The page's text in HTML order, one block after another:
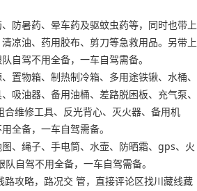
防暑药、晕车药及驱蚊虫药等，同时也带上
凉油、药用胶布、剪刀等急救用品。另带上
驾不用全备，一车自驾需备。
置物箱、制热制冷箱、多用途铁锹、水桶、
吸油器、备用油桶、差路脱困板、充气泵、
维修工具、反光背心、灭火器、备用机
全备，一车自驾需备。
、绳子、手电筒、水壶、防晒霜、gps、火
自驾不用全备，一车自驾需备。
路攻略，路况交 管，直接评论区找川藏线藏